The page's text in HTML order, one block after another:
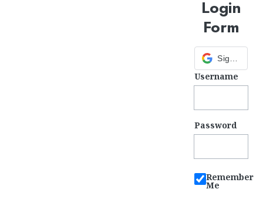
Login
Form
Username
Password
Remember
Me